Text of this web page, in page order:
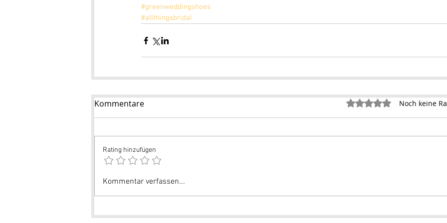
#greenweddingshoes
#allthingsbridal
Kommentare Mit 0 von 5 Sternen bewertet.
Noch keine
Rating hinzufügen
Kommentar verfassen...